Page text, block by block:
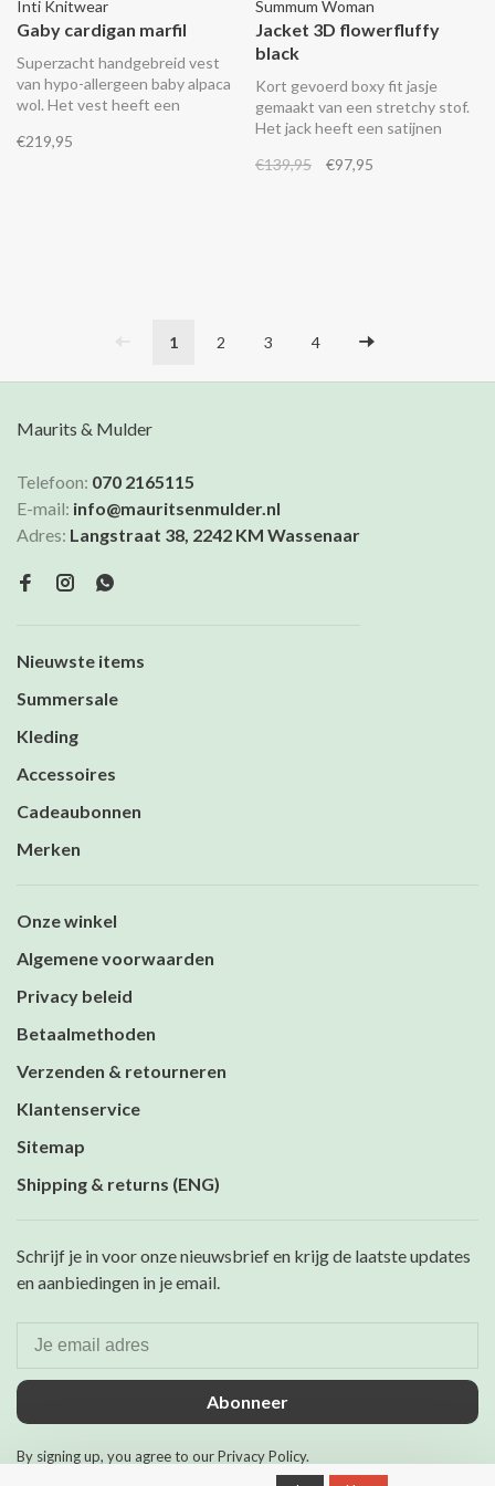
Inti Knitwear
Gaby cardigan marfil
Superzacht handgebreid vest
van hypo-allergeen baby alpaca
wol. Het vest heeft een
mouwen en een knoopsluiting
€219,95
Summum Woman
Jacket 3D flowerfluffy
black
Kort gevoerd boxy fit jasje
gemaakt van een stretchy stof.
Het jack heeft een satijnen
fancy knopen.
€139,95 €97,95
1 2 3 4
Maurits & Mulder
Telefoon: 070 2165115
E-mail: info@mauritsenmulder.nl
Adres: Langstraat 38, 2242 KM Wassenaar
Nieuwste items
Summersale
Kleding
Accessoires
Cadeaubonnen
Merken
Onze winkel
Algemene voorwaarden
Privacy beleid
Betaalmethoden
Verzenden & retourneren
Klantenservice
Sitemap
Shipping & returns (ENG)
Schrijf je in voor onze nieuwsbrief en krijg de laatste updates
en aanbiedingen in je email.
Abonneer
By signing up, you agree to our Privacy Policy.